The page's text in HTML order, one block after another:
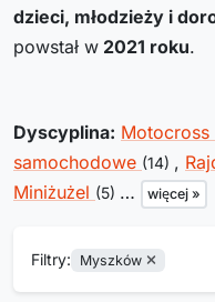
dzieci, młodzieży i
powstał w 2021 roku.
Dyscyplina: Motocross
samochodowe (14) ,
Miniżużel (5) … więcej »
Filtry: Myszków